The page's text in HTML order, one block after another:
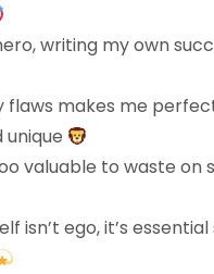
writing my own
flaws makes me
valuable to waste on
isn’t ego, it’s